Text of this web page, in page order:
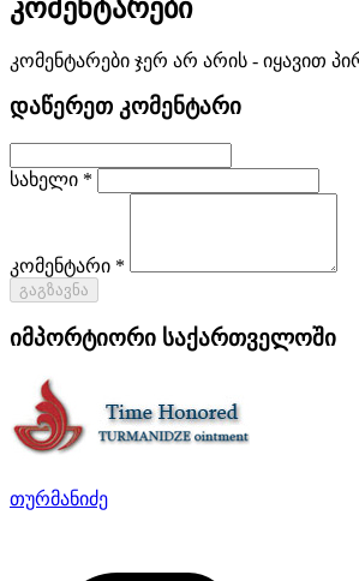
კომენტარები
კომენტარები ჯერ არ არის - იყავით
დაწერეთ კომენტარი
სახელი *
კომენტარი *
გაგზავნა
იმპორტიორი საქართველოში
თურმანიძე